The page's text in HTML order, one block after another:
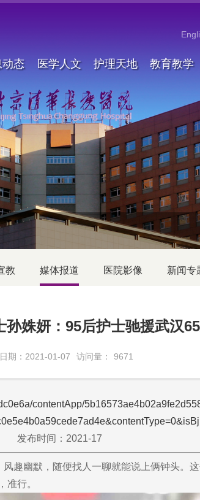
动态 医学人文 护理天地 教育教学
教 媒体报道 医院影像 新闻专
孙姝妍：95后护士驰援武汉
期：2021-01-07 访问量： 9671
contentApp/
发布时间：2021-17
默，随便找人一聊就能说上俩钟头。这
准行。